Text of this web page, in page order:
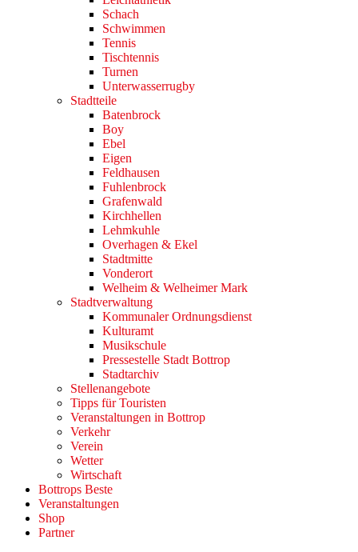
Schach
Schwimmen
Tennis
Tischtennis
Turnen
Unterwasserrugby
Stadtteile
Batenbrock
Boy
Ebel
Eigen
Feldhausen
Fuhlenbrock
Grafenwald
Kirchhellen
Lehmkuhle
Overhagen & Ekel
Stadtmitte
Vonderort
Welheim & Welheimer Mark
Stadtverwaltung
Kommunaler Ordnungsdienst
Kulturamt
Musikschule
Pressestelle Stadt Bottrop
Stadtarchiv
Stellenangebote
Tipps für Touristen
Veranstaltungen in Bottrop
Verkehr
Verein
Wetter
Wirtschaft
Bottrops Beste
Veranstaltungen
Shop
Partner